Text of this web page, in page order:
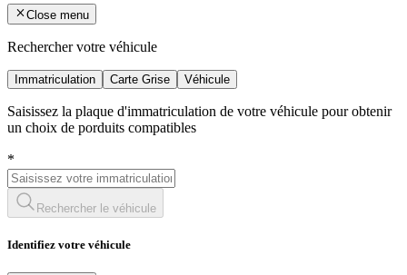
Close menu
Rechercher votre véhicule
Immatriculation Carte Grise Véhicule
Saisissez la plaque d'immatriculation de votre véhicule pour obtenir
un choix de porduits compatibles
*
Rechercher le véhicule
Identifiez votre véhicule